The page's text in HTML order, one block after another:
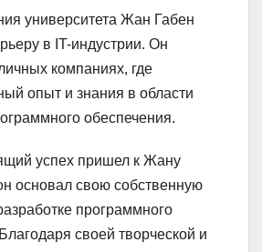
университета Жан Габен
в IT-индустрии. Он
компаниях, где
опыт и знания в области
обеспечения.
успех пришел к Жану
основал свою собственную
программного
своей творческой и